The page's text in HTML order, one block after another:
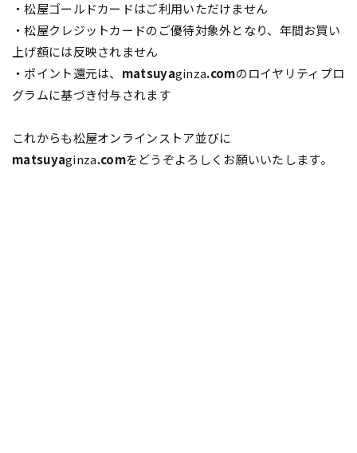
・松屋ゴールドカードはご利用いただけません
・松屋クレジットカードのご優待対象外となり、年間お買い
上げ額には反映されません
・ポイント還元は、 matsuyaginza.comのロイヤリティプロ
グラムに基づき付与されます
これからも松屋オンラインストア並びに
matsuyaginza.comをどうぞよろしくお願いいたします。